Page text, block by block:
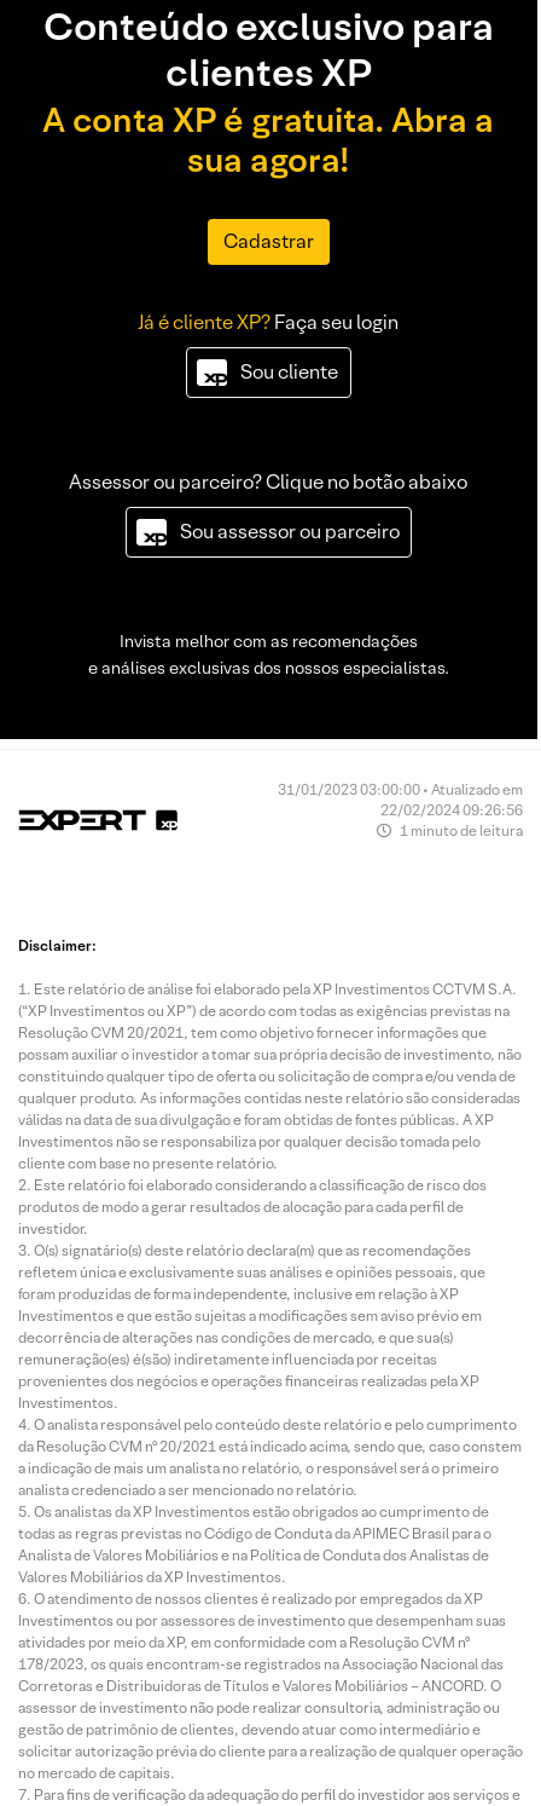
Conteúdo exclusivo para
clientes XP
A conta XP é gratuita. Abra a
sua agora!
Cadastrar
Já é cliente XP?Faça seu login
Sou cliente
Assessor ou parceiro? Clique no botão abaixo
Sou assessor ou parceiro
Invista melhor com as recomendações
e análises exclusivas dos nossos especialistas.
31/01/2023 03:00:00 • Atualizado em
22/02/2024 09:26:56
1 minuto de leitura
Disclaimer:
Este relatório de análise foi elaborado pela XP Investimentos CCTVM S.A.
(“XP Investimentos ou XP”) de acordo com todas as exigências previstas na
Resolução CVM 20/2021, tem como objetivo fornecer informações que
possam auxiliar o investidor a tomar sua própria decisão de investimento, não
constituindo qualquer tipo de oferta ou solicitação de compra e/ou venda de
qualquer produto. As informações contidas neste relatório são consideradas
válidas na data de sua divulgação e foram obtidas de fontes públicas. A XP
Investimentos não se responsabiliza por qualquer decisão tomada pelo
cliente com base no presente relatório.
Este relatório foi elaborado considerando a classificação de risco dos
produtos de modo a gerar resultados de alocação para cada perfil de
investidor.
O(s) signatário(s) deste relatório declara(m) que as recomendações
refletem única e exclusivamente suas análises e opiniões pessoais, que
foram produzidas de forma independente, inclusive em relação à XP
Investimentos e que estão sujeitas a modificações sem aviso prévio em
decorrência de alterações nas condições de mercado, e que sua(s)
remuneração(es) é(são) indiretamente influenciada por receitas
provenientes dos negócios e operações financeiras realizadas pela XP
Investimentos.
O analista responsável pelo conteúdo deste relatório e pelo cumprimento
da Resolução CVM nº 20/2021 está indicado acima, sendo que, caso constem
a indicação de mais um analista no relatório, o responsável será o primeiro
analista credenciado a ser mencionado no relatório.
Os analistas da XP Investimentos estão obrigados ao cumprimento de
todas as regras previstas no Código de Conduta da APIMEC Brasil para o
Analista de Valores Mobiliários e na Política de Conduta dos Analistas de
Valores Mobiliários da XP Investimentos.
O atendimento de nossos clientes é realizado por empregados da XP
Investimentos ou por assessores de investimento que desempenham suas
atividades por meio da XP, em conformidade com a Resolução CVM nº
178/2023, os quais encontram-se registrados na Associação Nacional das
Corretoras e Distribuidoras de Títulos e Valores Mobiliários – ANCORD. O
assessor de investimento não pode realizar consultoria, administração ou
gestão de patrimônio de clientes, devendo atuar como intermediário e
solicitar autorização prévia do cliente para a realização de qualquer operação
no mercado de capitais.
Para fins de verificação da adequação do perfil do investidor aos serviços e